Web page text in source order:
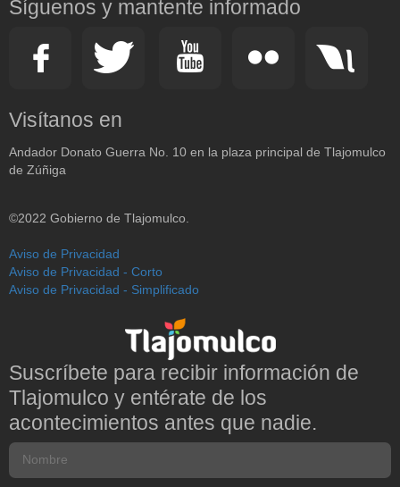
Síguenos y mantente informado
Visítanos en
Andador Donato Guerra No. 10 en la plaza principal de Tlajomulco
de Zúñiga
©2022 Gobierno de Tlajomulco.
Aviso de Privacidad
Aviso de Privacidad - Corto
Aviso de Privacidad - Simplificado
Suscríbete para recibir información de
Tlajomulco y entérate de los
acontecimientos antes que nadie.